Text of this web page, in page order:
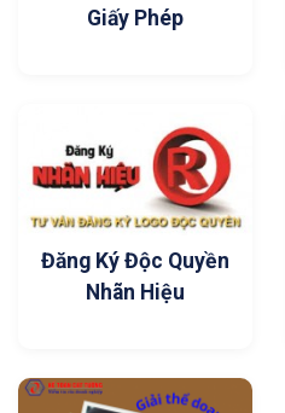
Giấy Phép
Đăng Ký Độc Quyền
Nhãn Hiệu